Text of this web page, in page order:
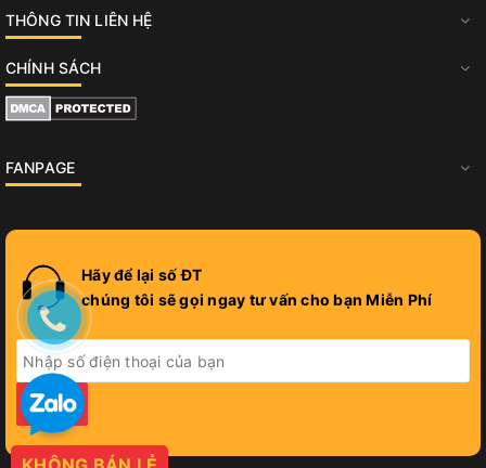
THÔNG TIN LIÊN HỆ
CHÍNH SÁCH
FANPAGE
Hãy để lại số ĐT
chúng tôi sẽ gọi ngay tư vấn cho bạn Miễn Phí
GỬI